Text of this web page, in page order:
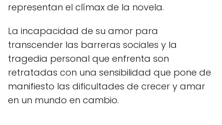
representan el clímax de la novela.
La incapacidad de su amor para
transcender las barreras sociales y la
tragedia personal que enfrenta son
retratadas con una sensibilidad que pone de
manifiesto las dificultades de crecer y amar
en un mundo en cambio.